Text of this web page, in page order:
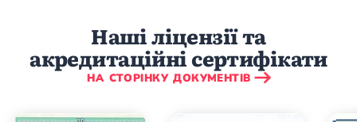
Наші ліцензії та
акредитаційні сертифікати
НА СТОРІНКУ ДОКУМЕНТІВ